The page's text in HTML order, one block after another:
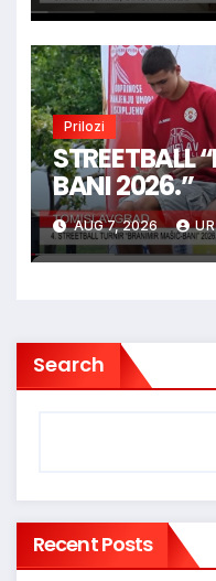
Prilozi
STREETBALL
BANI 2026.”
AUG 7, 2026
Search
Recent Posts